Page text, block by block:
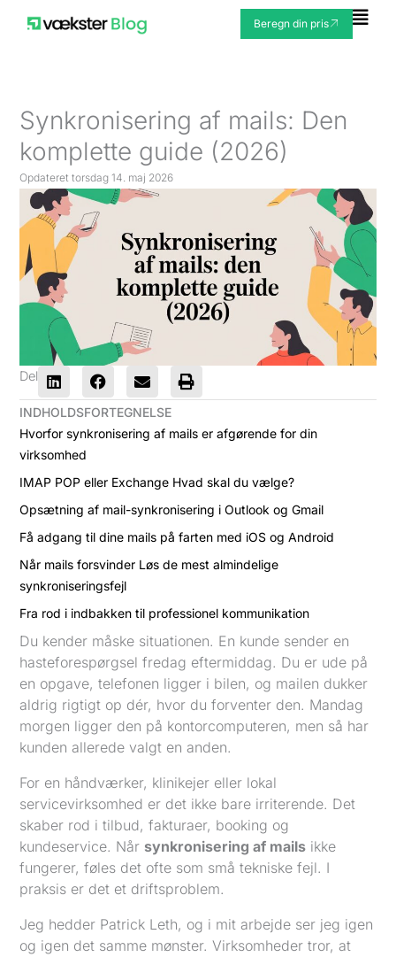
Beregn din pris
Synkronisering af mails: Den
komplette guide (2026)
Opdateret torsdag 14. maj 2026
Del
INDHOLDSFORTEGNELSE
Hvorfor synkronisering af mails er afgørende for din
virksomhed
IMAP POP eller Exchange Hvad skal du vælge?
Opsætning af mail-synkronisering i Outlook og Gmail
Få adgang til dine mails på farten med iOS og Android
Når mails forsvinder Løs de mest almindelige
synkroniseringsfejl
Fra rod i indbakken til professionel kommunikation
Du kender måske situationen. En kunde sender en
hasteforespørgsel fredag eftermiddag. Du er ude på
en opgave, telefonen ligger i bilen, og mailen dukker
aldrig rigtigt op dér, hvor du forventer den. Mandag
morgen ligger den på kontorcomputeren, men så har
kunden allerede valgt en anden.
For en håndværker, klinikejer eller lokal
servicevirksomhed er det ikke bare irriterende. Det
skaber rod i tilbud, fakturaer, booking og
kundeservice. Når synkronisering af mails ikke
fungerer, føles det ofte som små tekniske fejl. I
praksis er det et driftsproblem.
Jeg hedder Patrick Leth, og i mit arbejde ser jeg igen
og igen det samme mønster. Virksomheder tror, at